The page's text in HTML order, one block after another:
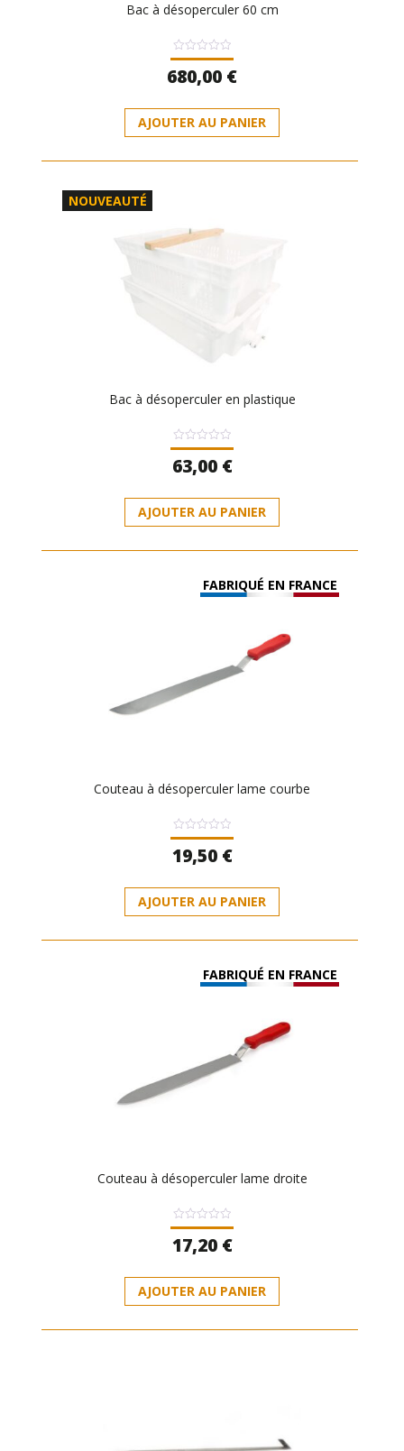
Bac à désoperculer 60 cm
Note
0
sur
680,00 €
AJOUTER AU PANIER
NOUVEAUTÉ
Bac à désoperculer en plastique
Note
0
sur
63,00 €
AJOUTER AU PANIER
FABRIQUÉ EN FRANCE
Couteau à désoperculer lame courbe
Note
0
sur
19,50 €
AJOUTER AU PANIER
FABRIQUÉ EN FRANCE
Couteau à désoperculer lame droite
Note
0
sur
17,20 €
AJOUTER AU PANIER